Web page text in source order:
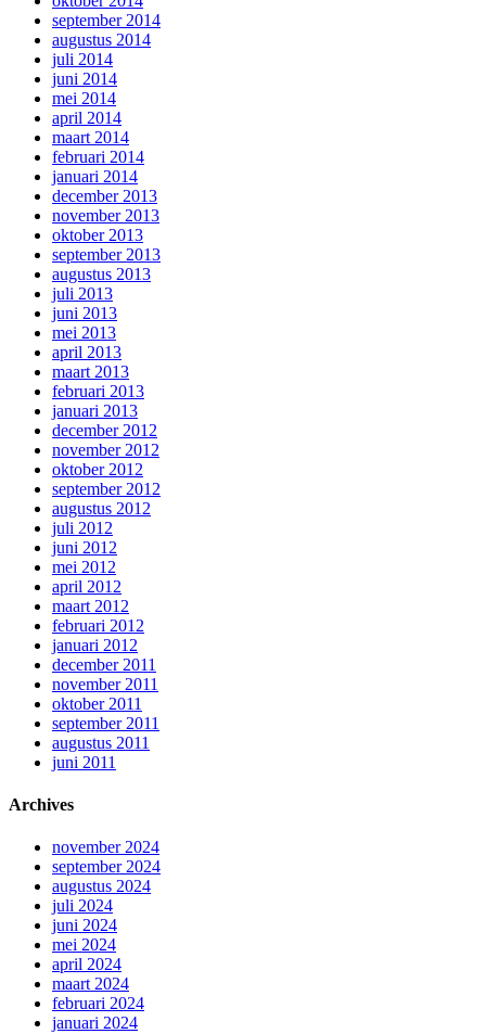
september 2014
augustus 2014
juli 2014
juni 2014
mei 2014
april 2014
maart 2014
februari 2014
januari 2014
december 2013
november 2013
oktober 2013
september 2013
augustus 2013
juli 2013
juni 2013
mei 2013
april 2013
maart 2013
februari 2013
januari 2013
december 2012
november 2012
oktober 2012
september 2012
augustus 2012
juli 2012
juni 2012
mei 2012
april 2012
maart 2012
februari 2012
januari 2012
december 2011
november 2011
oktober 2011
september 2011
augustus 2011
juni 2011
Archives
november 2024
september 2024
augustus 2024
juli 2024
juni 2024
mei 2024
april 2024
maart 2024
februari 2024
januari 2024